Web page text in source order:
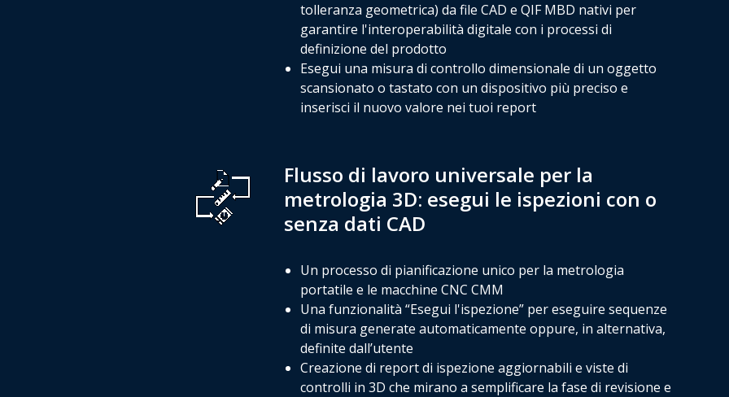
tolleranza geometrica) da file CAD e QIF MBD nativi per
garantire l'interoperabilità digitale con i processi di
definizione del prodotto
Esegui una misura di controllo dimensionale di un oggetto
scansionato o tastato con un dispositivo più preciso e
inserisci il nuovo valore nei tuoi report
Flusso di lavoro universale per la
metrologia 3D: esegui le ispezioni con o
senza dati CAD
Un processo di pianificazione unico per la metrologia
portatile e le macchine CNC CMM
Una funzionalità “Esegui l'ispezione” per eseguire sequenze
di misura generate automaticamente oppure, in alternativa,
definite dall’utente
Creazione di report di ispezione aggiornabili e viste di
controlli in 3D che mirano a semplificare la fase di revisione e